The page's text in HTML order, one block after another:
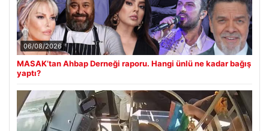
06/08/2026
MASAK’tan Ahbap Derneği raporu. Hangi ünlü ne kadar bağış
yaptı?